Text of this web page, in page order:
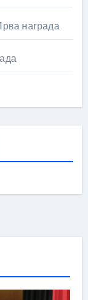
награда